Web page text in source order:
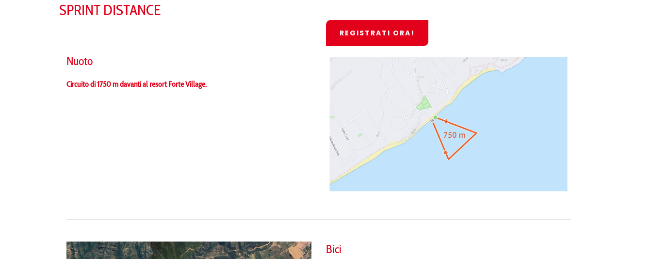
SPRINT DISTANCE
REGISTRATI ORA!
Nuoto
Circuito di 1750 m davanti al resort Forte Village.
Bici